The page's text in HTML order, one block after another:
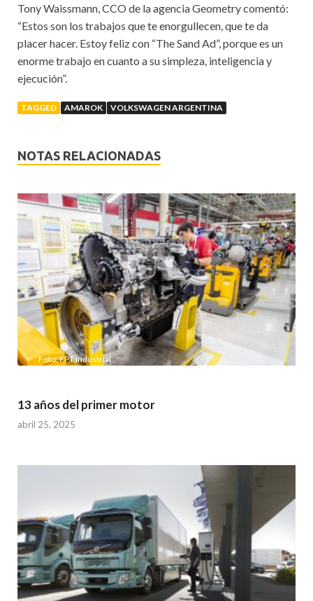
Tony Waissmann, CCO de la agencia Geometry comentó:
“Estos son los trabajos que te enorgullecen, que te da
placer hacer. Estoy feliz con “The Sand Ad”, porque es un
enorme trabajo en cuanto a su simpleza, inteligencia y
ejecución”.
TAGGED AMAROK VOLKSWAGEN ARGENTINA
NOTAS RELACIONADAS
Foto: FPT Industrial
13 años del primer motor
abril 25, 2025